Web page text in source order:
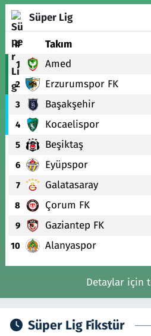
Süper Lig
# Takım
1 Amed
2 Erzurumspor FK
3 Başakşehir
4 Kocaelispor
5 Beşiktaş
6 Eyüpspor
7 Galatasaray
8 Çorum FK
9 Gaziantep FK
10 Alanyaspor
Detaylar için
Süper Lig Fikstür